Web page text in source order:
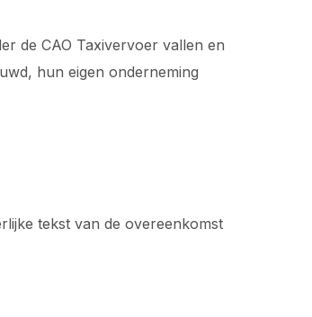
de CAO Taxivervoer vallen en
hun eigen onderneming
tekst van de overeenkomst